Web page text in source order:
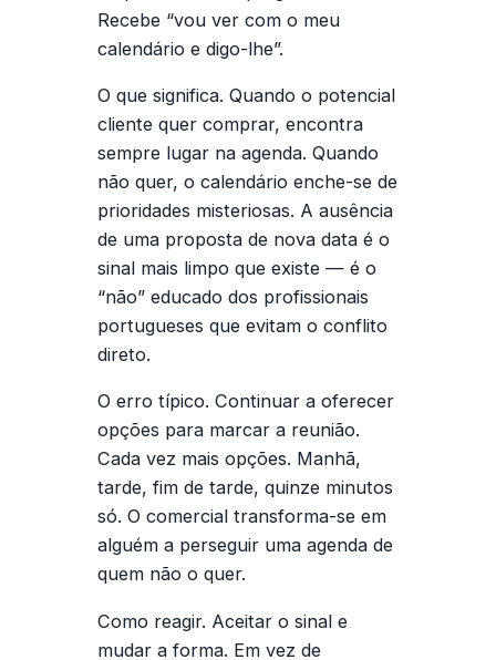
Recebe “vou ver com o meu
calendário e digo-lhe”.
O que significa. Quando o potencial
cliente quer comprar, encontra
sempre lugar na agenda. Quando
não quer, o calendário enche-se de
prioridades misteriosas. A ausência
de uma proposta de nova data é o
sinal mais limpo que existe — é o
“não” educado dos profissionais
portugueses que evitam o conflito
direto.
O erro típico. Continuar a oferecer
opções para marcar a reunião.
Cada vez mais opções. Manhã,
tarde, fim de tarde, quinze minutos
só. O comercial transforma-se em
alguém a perseguir uma agenda de
quem não o quer.
Como reagir. Aceitar o sinal e
mudar a forma. Em vez de